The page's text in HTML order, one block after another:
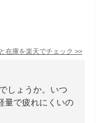
在庫を楽天でチェック >>
しょうか。いつ
量で疲れにくいの